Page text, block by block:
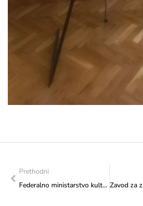
Prethodni
Federalno ministarstvo kulture i športa predstavlja podkast „Koraci naslijeđa“ u četvrtak, 11. juna 2026. godine u 11 sati na YouTube kanalu Federalnog ministarstva kulture i sporta